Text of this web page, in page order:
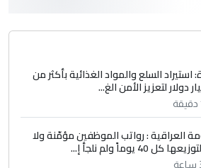
مهدي حسن ...
تصدر قرارا يخص "لم الشمل"
قرعة الحج
استيراد السلع والمواد الغذائية بأكثر من
العراقية : رواتب الموظفين مؤمّنة ولا
كل 40 يوماً ولم نلجأ إ...